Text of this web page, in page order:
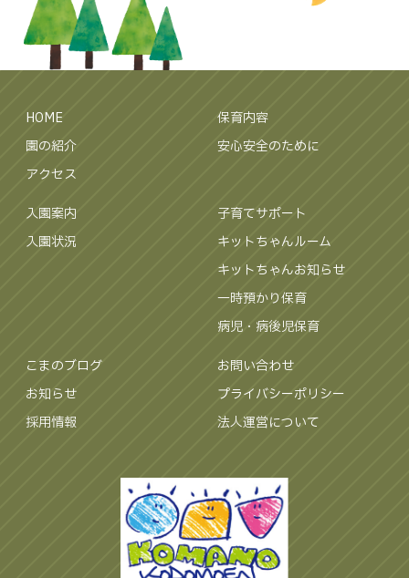
HOME
園の紹介
アクセス
保育内容
安心安全のために
入園案内
入園状況
子育てサポート
キットちゃんルーム
キットちゃんお知らせ
一時預かり保育
病児・病後児保育
こまのブログ
お知らせ
採用情報
お問い合わせ
プライバシーポリシー
法人運営について